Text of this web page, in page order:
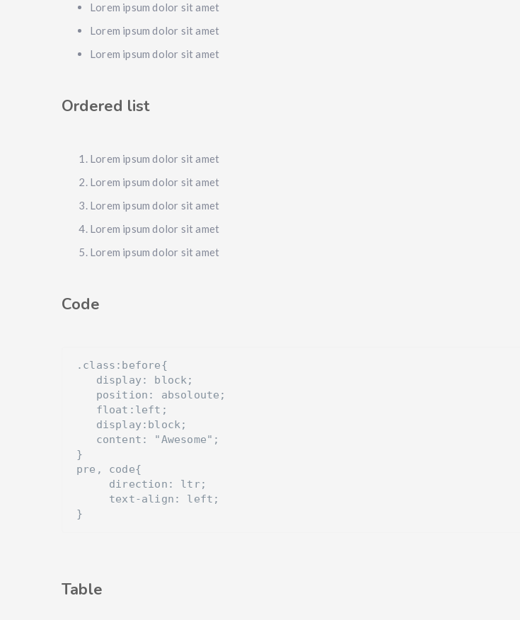
Lorem ipsum dolor sit amet
Lorem ipsum dolor sit amet
Lorem ipsum dolor sit amet
Ordered list
Lorem ipsum dolor sit amet
Lorem ipsum dolor sit amet
Lorem ipsum dolor sit amet
Lorem ipsum dolor sit amet
Lorem ipsum dolor sit amet
Code
.class:before{
}
pre, code{
Table